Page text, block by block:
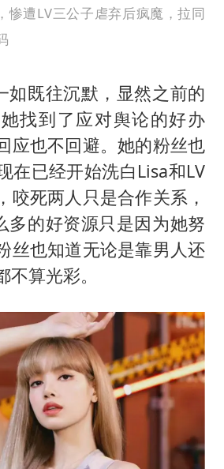
惨遭LV三公子虐弃后疯魔，拉同
如既往沉默，显然之前的
找到了应对舆论的好办
应也不回避。她的粉丝也
在已经开始洗白Lisa和LV
咬死两人只是合作关系，
多的好资源只是因为她努
丝也知道无论是靠男人还
算光彩。